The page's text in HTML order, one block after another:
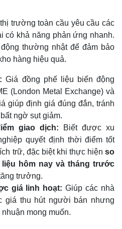
trường toàn cầu yêu cầu các
có khả năng phản ứng nhanh.
thường nhật để đảm bảo
hàng hiệu quả.
Giá đồng phế liệu biến động
(London Metal Exchange) và
giúp định giá đúng đắn, tránh
ngờ sụt giảm.
giao dịch: Biết được xu
quyết định thời điểm tốt
trữ, đặc biệt khi thực hiện so
hôm nay và tháng trước
trưởng.
giá linh hoạt: Giúp các nhà
giá thu hút người bán nhưng
mong muốn.